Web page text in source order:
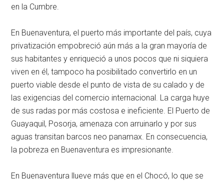
en la Cumbre.
En Buenaventura, el puerto más importante del país, cuya
privatización empobreció aún más a la gran mayoría de
sus habitantes y enriqueció a unos pocos que ni siquiera
viven en él, tampoco ha posibilitado convertirlo en un
puerto viable desde el punto de vista de su calado y de
las exigencias del comercio internacional. La carga huye
de sus radas por más costosa e ineficiente. El Puerto de
Guayaquil, Posorja, amenaza con arruinarlo y por sus
aguas transitan barcos neo panamax. En consecuencia,
la pobreza en Buenaventura es impresionante.
En Buenaventura llueve más que en el Chocó, lo que se